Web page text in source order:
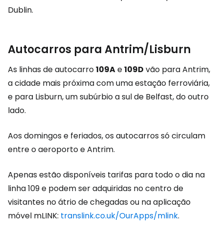
Dublin.
Autocarros para Antrim/Lisburn
As linhas de autocarro109Ae109D vão para Antrim,
a cidade mais próxima com uma estação ferroviária,
e para Lisburn, um subúrbio a sul de Belfast, do outro
lado.
Aos domingos e feriados, os autocarros só circulam
entre o aeroporto e Antrim.
Apenas estão disponíveis tarifas para todo o dia na
linha 109 e podem ser adquiridas no centro de
visitantes no átrio de chegadas ou na aplicação
móvel mLINK: translink.co.uk/OurApps/mlink.